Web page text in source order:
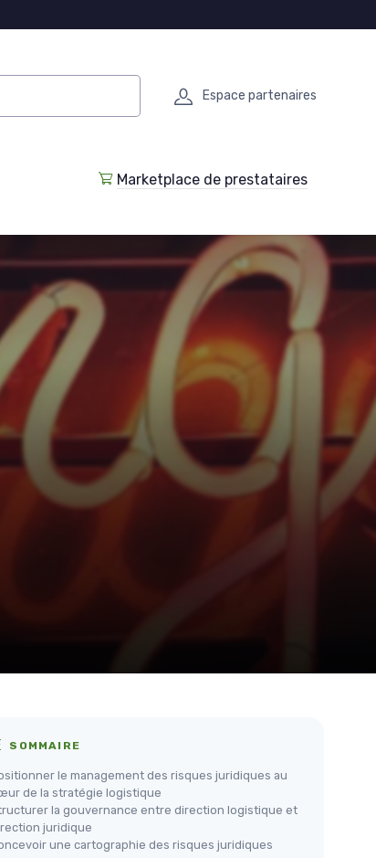
Espace partenaires
Marketplace de prestataires
SOMMAIRE
le management des risques juridiques au
de la stratégie logistique
la gouvernance entre direction logistique et
juridique
une cartographie des risques juridiques